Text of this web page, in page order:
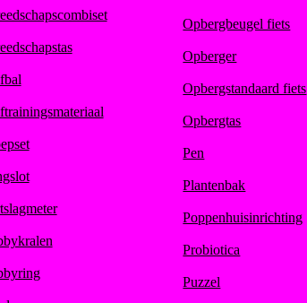
Opbergbeugel fiets
Opberger
Opbergstandaard fiets
Opbergtas
Pen
Plantenbak
Poppenhuisinrichting
Probiotica
Puzzel